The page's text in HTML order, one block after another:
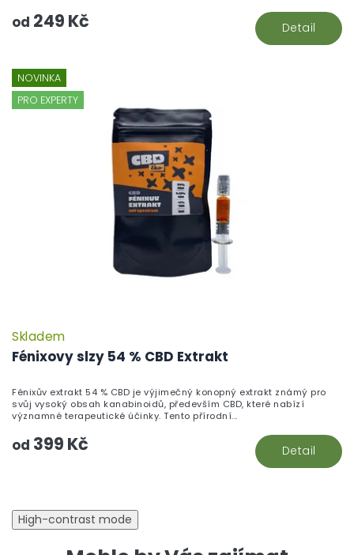
od 249 Kč Detail
NOVINKA
PRO EXPERTY
Fénixovy slzy 54 % CBD Extrakt
Skladem
od 399 Kč Detail
Fénixův extrakt 54 % CBD je výjimečný konopný extrakt známý pro
svůj vysoký obsah kanabinoidů, především CBD, které nabízí
významné terapeutické účinky. Tento přírodní...
High-contrast mode